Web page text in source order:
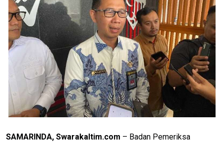
SAMARINDA, Swarakaltim.com – Badan Pemeriksa